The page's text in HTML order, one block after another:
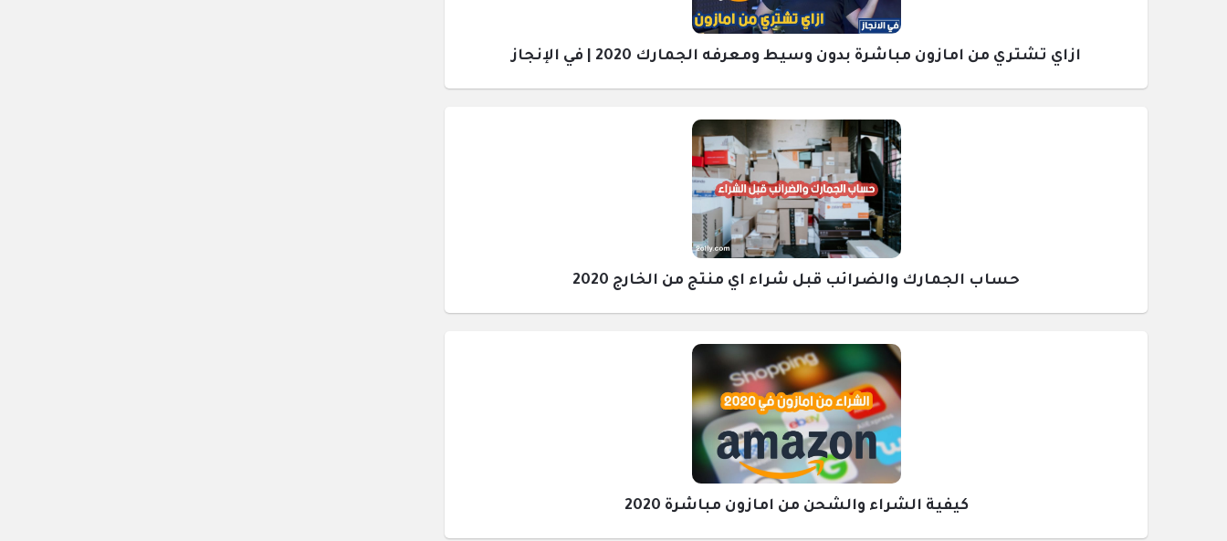
ازاي تشتري من امازون مباشرة بدون وسيط ومعرفه الجمارك 2020 | في الإنجاز
حساب الجمارك والضرائب قبل شراء اي منتج من الخارج 2020
كيفية الشراء والشحن من امازون مباشرة 2020